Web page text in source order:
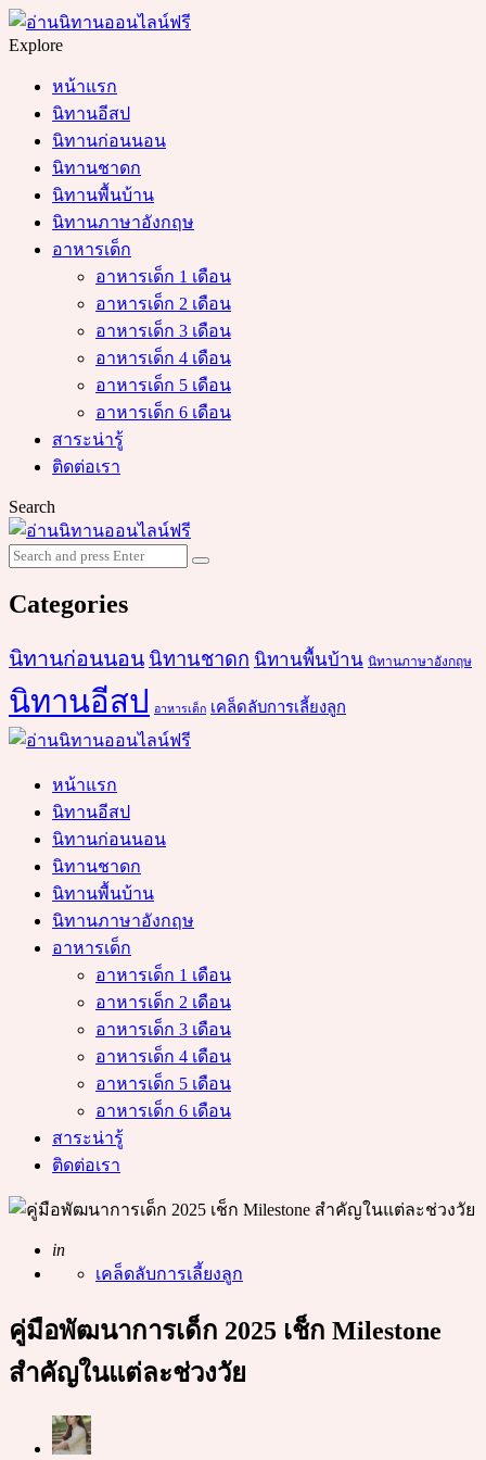
Menu
Search
Explore
หน้าแรก
นิทานอีสป
นิทานก่อนนอน
นิทานชาดก
นิทานพื้นบ้าน
นิทานภาษาอังกฤษ
อาหารเด็ก
อาหารเด็ก 1 เดือน
อาหารเด็ก 2 เดือน
อาหารเด็ก 3 เดือน
อาหารเด็ก 4 เดือน
อาหารเด็ก 5 เดือน
อาหารเด็ก 6 เดือน
สาระน่ารู้
ติดต่อเรา
Search
Search
for:
Search
Categories
นิทานก่อนนอน นิทานชาดก นิทานพื้นบ้าน นิทานภาษาอังกฤษ
นิทานอีสป อาหารเด็ก เคล็ดลับการเลี้ยงลูก
หน้าแรก
นิทานอีสป
นิทานก่อนนอน
นิทานชาดก
นิทานพื้นบ้าน
นิทานภาษาอังกฤษ
อาหารเด็ก
อาหารเด็ก 1 เดือน
อาหารเด็ก 2 เดือน
อาหารเด็ก 3 เดือน
อาหารเด็ก 4 เดือน
อาหารเด็ก 5 เดือน
อาหารเด็ก 6 เดือน
สาระน่ารู้
ติดต่อเรา
Posted
in
เคล็ดลับการเลี้ยงลูก
คู่มือพัฒนาการเด็ก 2025 เช็ก Milestone
สำคัญในแต่ละช่วงวัย